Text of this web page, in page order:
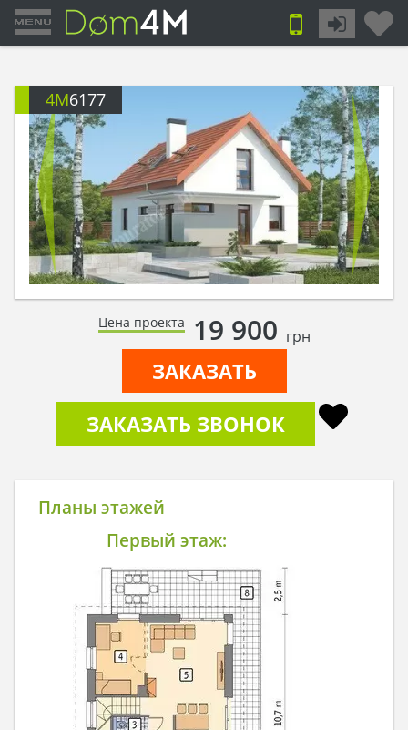
4M6177
Цена проекта 19 900 грн
ЗАКАЗАТЬ
ЗАКАЗАТЬ ЗВОНОК
Планы этажей
Первый этаж: